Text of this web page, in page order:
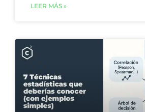
LEER MÁS »